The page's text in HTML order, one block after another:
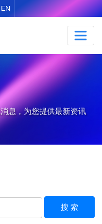
EN
息，为您提供最新资讯
搜 索